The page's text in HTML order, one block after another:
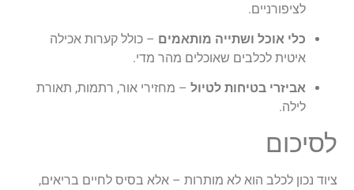
לציפורניים.
כלי אוכל ושתייה מותאמים – כולל קערות אכילה
איטית לכלבים שאוכלים מהר מדי.
אביזרי בטיחות לטיול – מחזירי אור, רתמות, תאורת
לילה.
לסיכום
ציוד נכון לכלב הוא לא מותרות – אלא בסיס לחיים בריאים,